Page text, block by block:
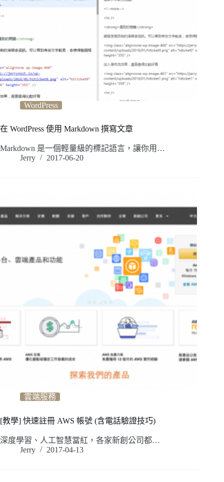
WordPress
在 WordPress 使用 Markdown 撰寫文章
Markdown 是一個輕量級的標記語言，讓你用…
Jerry
2017-06-20
雲端服務
[教學] 快速註冊 AWS 帳號 (含電話驗證技巧)
深度學習、人工智慧當紅，各家新創公司都…
Jerry
2017-04-13